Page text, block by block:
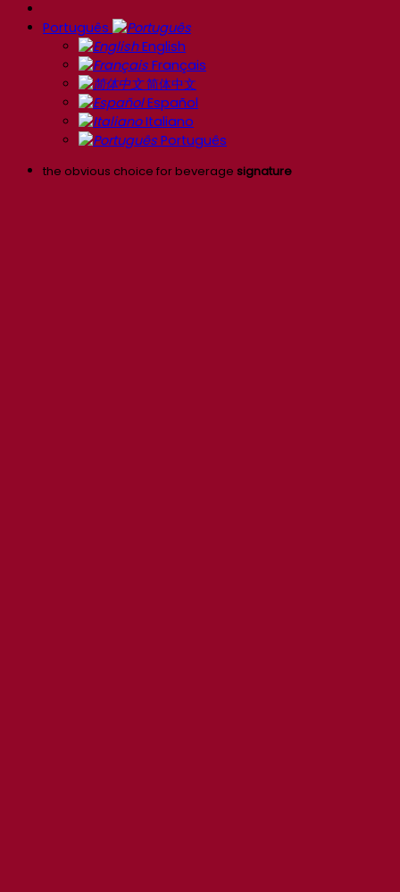
Português
English
Français
简体中文
Español
Italiano
Português
the obvious choice for beverage signature